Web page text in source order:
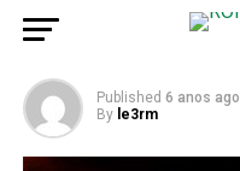
após bebedeira
Published 6 anos ago
By le3rm